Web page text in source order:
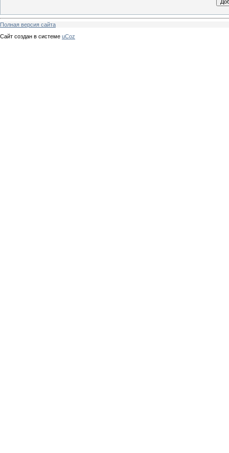
Полная версия сайта
Сайт создан в системе uCoz